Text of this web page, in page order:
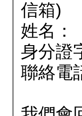
信箱)
姓名：
身分證
聯絡電